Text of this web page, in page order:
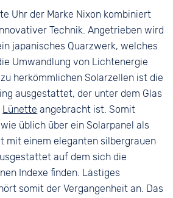
Uhr der Marke Nixon kombiniert
Technik. Angetrieben wird
japanisches Quarzwerk, welches
Umwandlung von Lichtenergie
herkömmlichen Solarzellen ist die
ausgestattet, der unter dem Glas
Lünette angebracht ist. Somit
üblich über ein Solarpanel als
mit einem eleganten silbergrauen
auf dem sich die
Indexe finden. Lästiges
somit der Vergangenheit an. Das